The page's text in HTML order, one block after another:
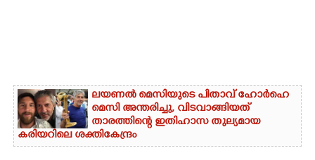
ലയണൽ മെസിയുടെ പിതാവ് ഹോർഹെ
മെസി അന്തരിച്ചു,​ വിടവാങ്ങിയത്
താരത്തിന്റെ ഇതിഹാസ തുല്യമായ
കരിയറിലെ ശക്തികേന്ദ്രം